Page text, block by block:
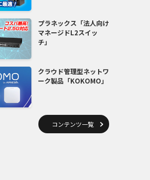
プラネックス「法人向け
マネージドL2スイッ
チ」
クラウド管理型ネットワ
ーク製品「KOKOMO」
コンテンツ一覧